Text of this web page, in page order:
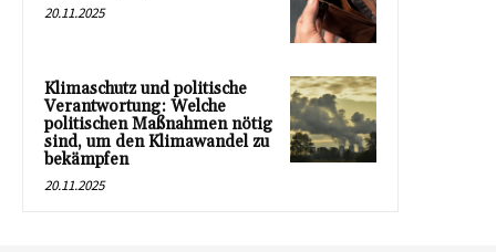
20.11.2025
Klimaschutz und politische
Verantwortung: Welche
politischen Maßnahmen nötig
sind, um den Klimawandel zu
bekämpfen
20.11.2025